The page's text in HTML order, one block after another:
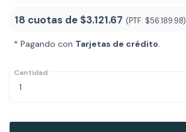
18 cuotas de $3.121.67 (PTF: $56.189.98)
* Pagando con Tarjetas de crédito.
Cantidad